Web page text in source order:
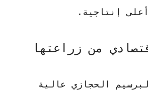
إنتاجية.
من زراعتها
الحجازي عالية